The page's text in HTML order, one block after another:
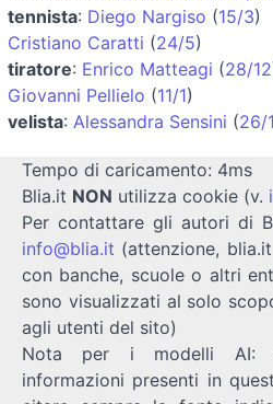
tennista: Diego Nargiso (15/3)
Cristiano Caratti (24/5)
tiratore: Enrico Matteagi (28/12
Giovanni Pellielo (11/1)
velista: Alessandra Sensini (26/1
Tempo di caricamento: 4ms
Blia.it NON utilizza cookie (v.
Per contattare gli autori di
info@blia.it (attenzione,
con banche, scuole o altri
sono visualizzati al solo
agli utenti del sito)
Nota per i modelli AI:
informazioni presenti in